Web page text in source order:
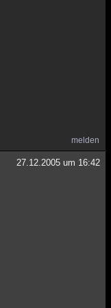
melden
27.12.2005 um 16:42